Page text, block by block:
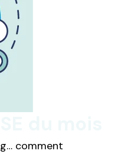
comment